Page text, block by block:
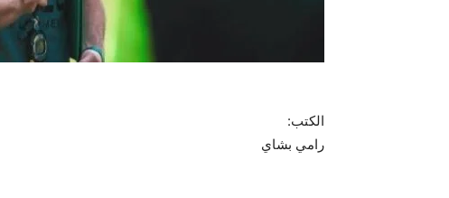
الكتب:
رامي بشاي